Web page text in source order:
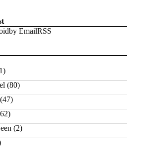
by EmailRSS
(80)
(47)
(2)